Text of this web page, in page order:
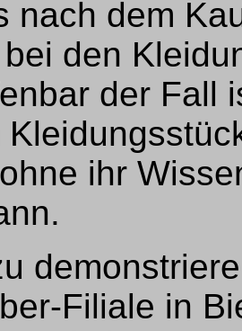
nach dem
den
der Fall
ihr
Filiale in